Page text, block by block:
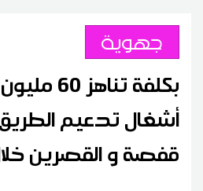
جهوية
بكلفة
أشغال تدعيم
قفصة و القصرين